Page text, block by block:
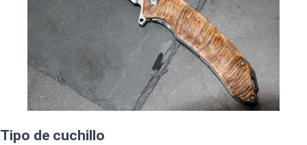
Tipo de cuchillo